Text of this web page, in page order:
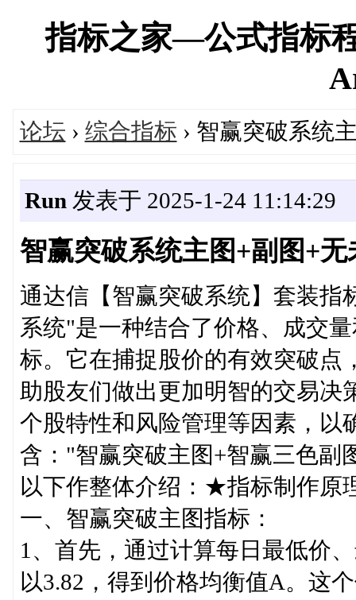
指标之家—公式指标
论坛 › 综合指标 › 智赢突破系统
Run 发表于 2025-1-24 11:14:29
智赢突破系统主图+副图+无
通达信【智赢突破系统】套装指
系统"是一种结合了价格、成交
标。它在捕捉股价的有效突破点
助股友们做出更加明智的交易决
个股特性和风险管理等因素，以
含："智赢突破主图+智赢三色副
以下作整体介绍：★指标制作原
一、智赢突破主图指标：
1、首先，通过计算每日最低价
以3.82，得到价格均衡值A。这